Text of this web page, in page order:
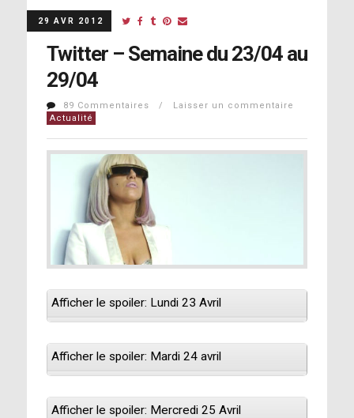
29 AVR 2012
Twitter – Semaine du 23/04 au
29/04
89 Commentaires / Laisser un commentaire
Actualité
Afficher le spoiler: Lundi 23 Avril
Afficher le spoiler: Mardi 24 avril
Afficher le spoiler: Mercredi 25 Avril